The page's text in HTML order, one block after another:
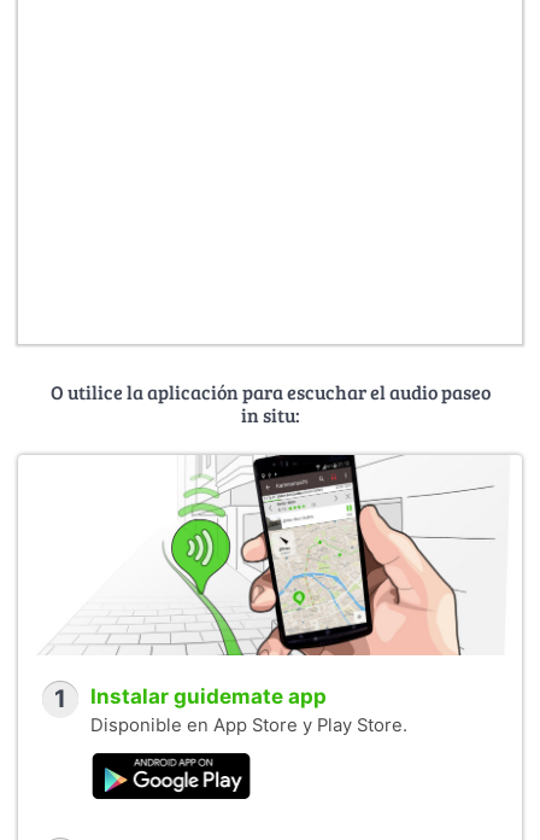
O utilice la aplicación para escuchar el audio paseo
in situ:
1 Instalar guidemate app
Disponible en App Store y Play Store.